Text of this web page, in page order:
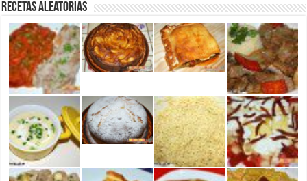
Recetas aleatorias